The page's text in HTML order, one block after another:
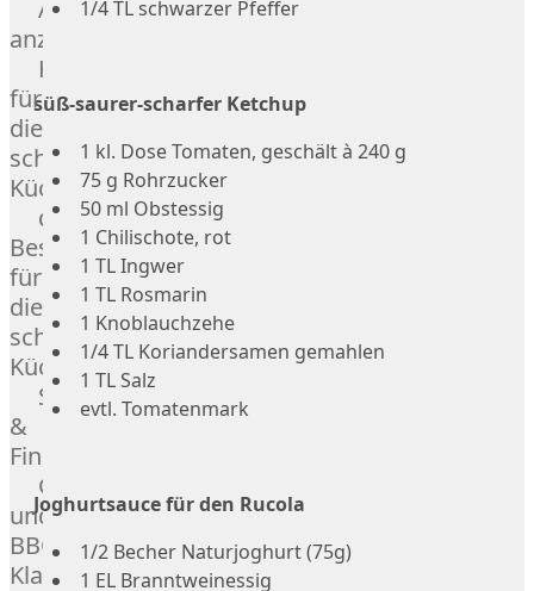
Rotwild
Elch
Dry-
Aged
Burger
Würstchen
Traditionell
klassisch
Außergewöhnlich
&
exotisch
OTTO
GOURMET
Manufaktur
Bratwurstsets
Toppings
Hackfleisch
Aufschnitt
Alle
anzeigen
Hausmannskost
für
die
schnelle
Küche
das
Besondere
für
die
schnelle
Küche
Streetfood
&
Fingerfood
Grill-
und
BBQ-
Klassiker
1/4 TL schwarzer Pfeffer
süß-saurer-scharfer Ketchup
1 kl. Dose Tomaten, geschält à 240 g
75 g Rohrzucker
50 ml Obstessig
1 Chilischote, rot
1 TL Ingwer
1 TL Rosmarin
1 Knoblauchzehe
1/4 TL Koriandersamen gemahlen
1 TL Salz
evtl. Tomatenmark
Joghurtsauce für den Rucola
1/2 Becher Naturjoghurt (75g)
1 EL Branntweinessig